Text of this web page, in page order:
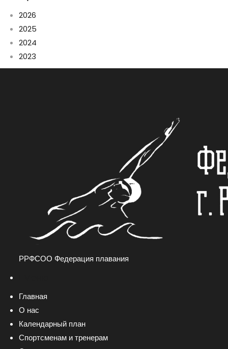
2026
2025
2024
2023
РРФСОО Федерация плавания
Главная
О нас
Календарный план
Спортсменам и тренерам